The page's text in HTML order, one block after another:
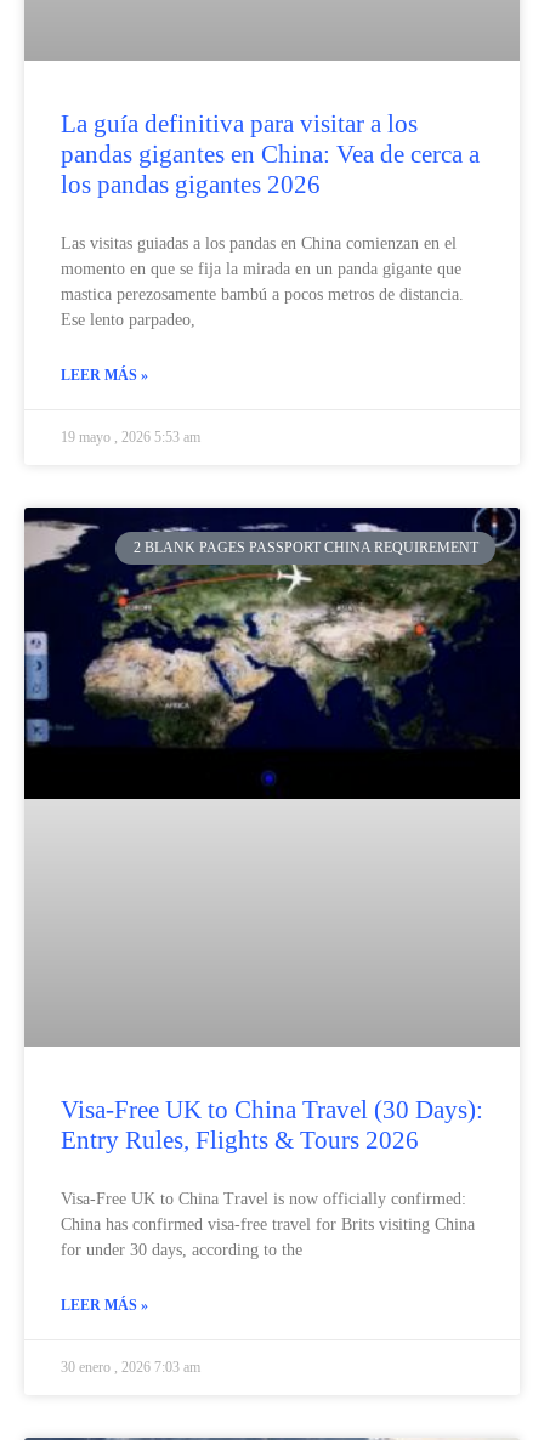
La guía definitiva para visitar a los
pandas gigantes en China: Vea de cerca a
los pandas gigantes 2026
Las visitas guiadas a los pandas en China comienzan en el
momento en que se fija la mirada en un panda gigante que
mastica perezosamente bambú a pocos metros de distancia.
Ese lento parpadeo,
LEER MÁS »
19 mayo , 2026 5:53 am
2 BLANK PAGES PASSPORT CHINA REQUIREMENT
Visa‑Free UK to China Travel (30 Days):
Entry Rules, Flights & Tours 2026
Visa‑Free UK to China Travel is now officially confirmed:
China has confirmed visa‑free travel for Brits visiting China
for under 30 days, according to the
LEER MÁS »
30 enero , 2026 7:03 am